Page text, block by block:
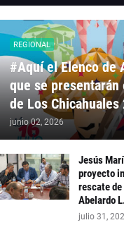
REGIONAL
#Aquí el Elenco de
que se presentarán
de Los Chicahuales
junio 02, 2026
Jesús
proyecto
rescate
Abelardo
julio 31,